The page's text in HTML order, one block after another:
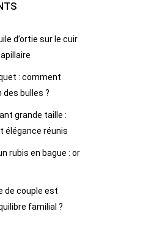
d’ortie sur le cuir
: comment
des bulles ?
grande taille :
élégance réunis
rubis en bague : or
de couple est
familial ?